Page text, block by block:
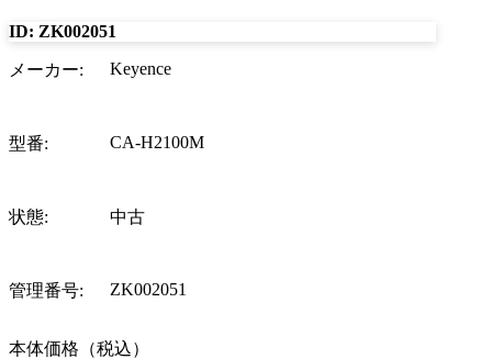
ID: ZK002051
メーカー: Keyence
型番: CA-H2100M
状態: 中古
管理番号: ZK002051
本体価格（税込）